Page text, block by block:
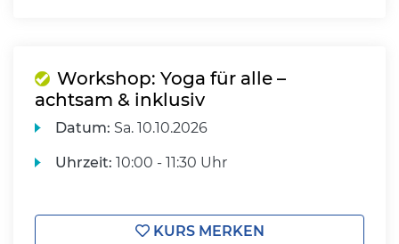
Workshop: Yoga für alle –
achtsam & inklusiv
Datum: Sa. 10.10.2026
Uhrzeit: 10:00 - 11:30 Uhr
KURS MERKEN